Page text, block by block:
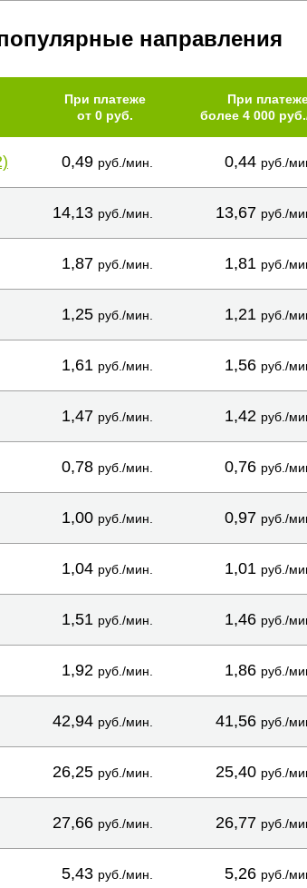
направления
При платеже
от 0 руб.
При
более 4 000
0,49 руб./мин. 0,44 руб./
14,13 руб./мин. 13,67 руб./
1,87 руб./мин. 1,81 руб./
1,25 руб./мин. 1,21 руб./
1,61 руб./мин. 1,56 руб./
1,47 руб./мин. 1,42 руб./
0,78 руб./мин. 0,76 руб./
1,00 руб./мин. 0,97 руб./
1,04 руб./мин. 1,01 руб./
1,51 руб./мин. 1,46 руб./
1,92 руб./мин. 1,86 руб./
42,94 руб./мин. 41,56 руб./
26,25 руб./мин. 25,40 руб./
27,66 руб./мин. 26,77 руб./
5,43 руб./мин. 5,26 руб./